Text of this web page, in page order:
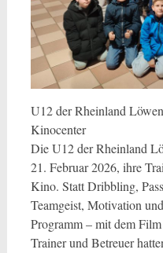
U12 der Rheinland
Kinocenter
Die U12 der Rheinland
21. Februar 2026, ihre
Kino. Statt Dribbling,
Teamgeist, Motivation
Programm – mit dem
Trainer und Betreuer